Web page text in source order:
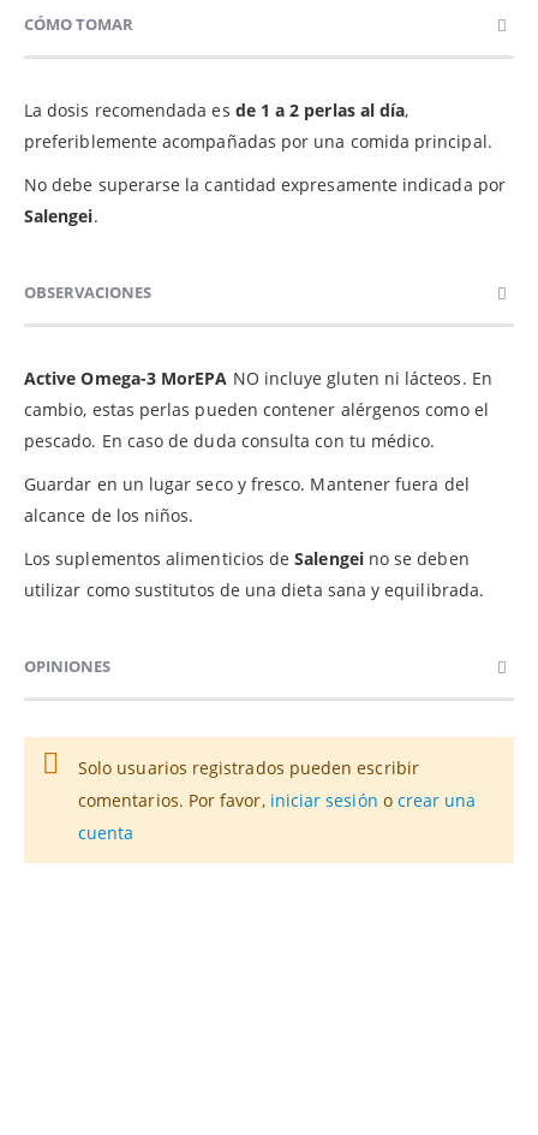
CÓMO TOMAR
La dosis recomendada es de 1 a 2 perlas al día,
preferiblemente acompañadas por una comida principal.
No debe superarse la cantidad expresamente indicada por
Salengei.
OBSERVACIONES
Active Omega-3 MorEPA NO incluye gluten ni lácteos. En
cambio, estas perlas pueden contener alérgenos como el
pescado. En caso de duda consulta con tu médico.
Guardar en un lugar seco y fresco. Mantener fuera del
alcance de los niños.
Los suplementos alimenticios deSalengeino se deben
utilizar como sustitutos de una dieta sana y equilibrada.
OPINIONES
Solo usuarios registrados pueden escribir
comentarios. Por favor, iniciar sesión o crear una
cuenta